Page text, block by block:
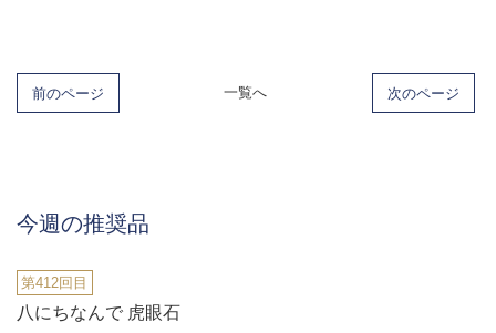
前のページ 一覧へ 次のページ
今週の推奨品
第412回目
八にちなんで 虎眼石